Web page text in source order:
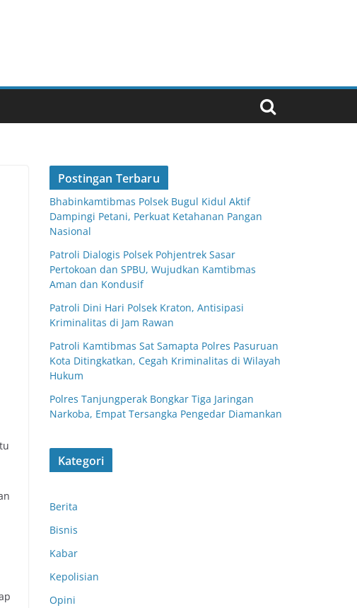
Postingan Terbaru
Bhabinkamtibmas Polsek Bugul Kidul Aktif
Dampingi Petani, Perkuat Ketahanan Pangan
Nasional
Patroli Dialogis Polsek Pohjentrek Sasar
Pertokoan dan SPBU, Wujudkan Kamtibmas
Aman dan Kondusif
Patroli Dini Hari Polsek Kraton, Antisipasi
Kriminalitas di Jam Rawan
Patroli Kamtibmas Sat Samapta Polres Pasuruan
Kota Ditingkatkan, Cegah Kriminalitas di Wilayah
Hukum
Polres Tanjungperak Bongkar Tiga Jaringan
Narkoba, Empat Tersangka Pengedar Diamankan
Kategori
Berita
Bisnis
Kabar
Kepolisian
Opini